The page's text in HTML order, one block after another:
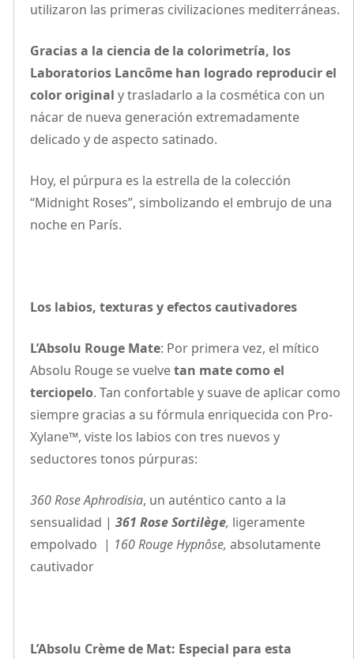
utilizaron las primeras civilizaciones mediterráneas.
Gracias a la ciencia de la colorimetría, los
Laboratorios Lancôme han logrado reproducir el
color original y trasladarlo a la cosmética con un
nácar de nueva generación extremadamente
delicado y de aspecto satinado.
Hoy, el púrpura es la estrella de la colección
“Midnight Roses”, simbolizando el embrujo de una
noche en París.
Los labios, texturas y efectos cautivadores
L’Absolu Rouge Mate: Por primera vez, el mítico
Absolu Rouge se vuelvetan mate como el
terciopelo. Tan confortable y suave de aplicar como
siempre gracias a su fórmula enriquecida con Pro-
Xylane™, viste los labios con tres nuevos y
seductores tonos púrpuras:
360 Rose Aphrodisia, un auténtico canto a la
sensualidad | 361 Rose Sortilège, ligeramente
empolvado | 160 Rouge Hypnôse, absolutamente
cautivador
L’Absolu Crème de Mat: Especial para esta